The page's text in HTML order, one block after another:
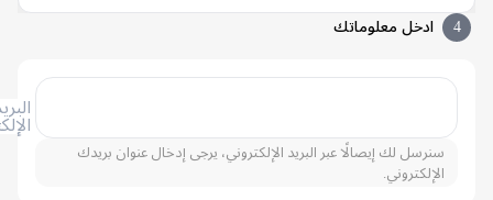
ادخل معلوماتك
الإلكتروني
سنرسل لك إيصالًا عبر البريد الإلكتروني، يرجى إدخال عنوان بريدك
الإلكتروني.